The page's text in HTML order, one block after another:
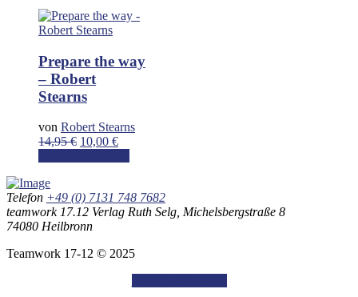
Prepare the way
– Robert
Stearns
von Robert Stearns
14,95€ Ursprünglicher
10,00 €Aktueller
Telefon +49 (0) 7131 748 7682
teamwork 17.12 Verlag Ruth Selg, Michelsbergstraße 8
74080 Heilbronn
Teamwork 17-12 © 2025